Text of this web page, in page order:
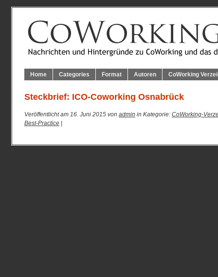
Home Categories Format Autoren CoWorking
Steckbrief: ICO-Coworking Osnabrück
Veröffentlicht am 16. Juni 2015 von admin in Kategorie: CoWorking-
Best-Practice